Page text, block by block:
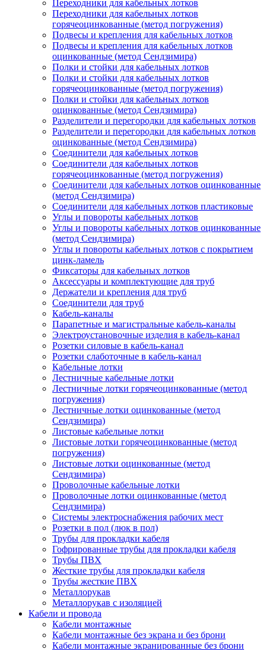
Переходники для кабельных лотков
Переходники для кабельных лотков
горячеоцинкованные (метод погружения)
Подвесы и крепления для кабельных лотков
Подвесы и крепления для кабельных лотков
оцинкованные (метод Сендзимира)
Полки и стойки для кабельных лотков
Полки и стойки для кабельных лотков
горячеоцинкованные (метод погружения)
Полки и стойки для кабельных лотков
оцинкованные (метод Сендзимира)
Разделители и перегородки для кабельных лотков
Разделители и перегородки для кабельных лотков
оцинкованные (метод Сендзимира)
Соединители для кабельных лотков
Соединители для кабельных лотков
горячеоцинкованные (метод погружения)
Соединители для кабельных лотков оцинкованные
(метод Сендзимира)
Соединители для кабельных лотков пластиковые
Углы и повороты кабельных лотков
Углы и повороты кабельных лотков оцинкованные
(метод Сендзимира)
Углы и повороты кабельных лотков с покрытием
цинк-ламель
Фиксаторы для кабельных лотков
Аксессуары и комплектующие для труб
Держатели и крепления для труб
Соединители для труб
Кабель-каналы
Парапетные и магистральные кабель-каналы
Электроустановочные изделия в кабель-канал
Розетки силовые в кабель-канал
Розетки слаботочные в кабель-канал
Кабельные лотки
Лестничные кабельные лотки
Лестничные лотки горячеоцинкованные (метод
погружения)
Лестничные лотки оцинкованные (метод
Сендзимира)
Листовые кабельные лотки
Листовые лотки горячеоцинкованные (метод
погружения)
Листовые лотки оцинкованные (метод
Сендзимира)
Проволочные кабельные лотки
Проволочные лотки оцинкованные (метод
Сендзимира)
Системы электроснабжения рабочих мест
Розетки в пол (люк в пол)
Трубы для прокладки кабеля
Гофрированные трубы для прокладки кабеля
Трубы ПВХ
Жесткие трубы для прокладки кабеля
Трубы жесткие ПВХ
Металлорукав
Металлорукав с изоляцией
Кабели и провода
Кабели монтажные
Кабели монтажные без экрана и без брони
Кабели монтажные экранированные без брони